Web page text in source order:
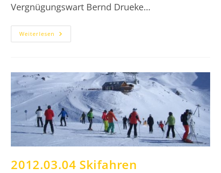
Vergnügungswart Bernd Drueke…
Weiterlesen 2012.03.16
Jahreshauptversammlung
2012.03.04 Skifahren